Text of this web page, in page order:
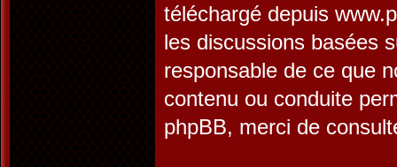
téléchargé depuis
les discussions basées
responsable de ce que
contenu ou conduite
phpBB, merci de